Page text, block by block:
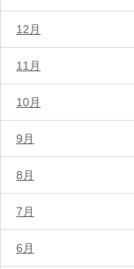
12月
11月
10月
9月
8月
7月
6月